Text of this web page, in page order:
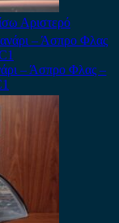
Αριστερό
– Άσπρο Φλας –